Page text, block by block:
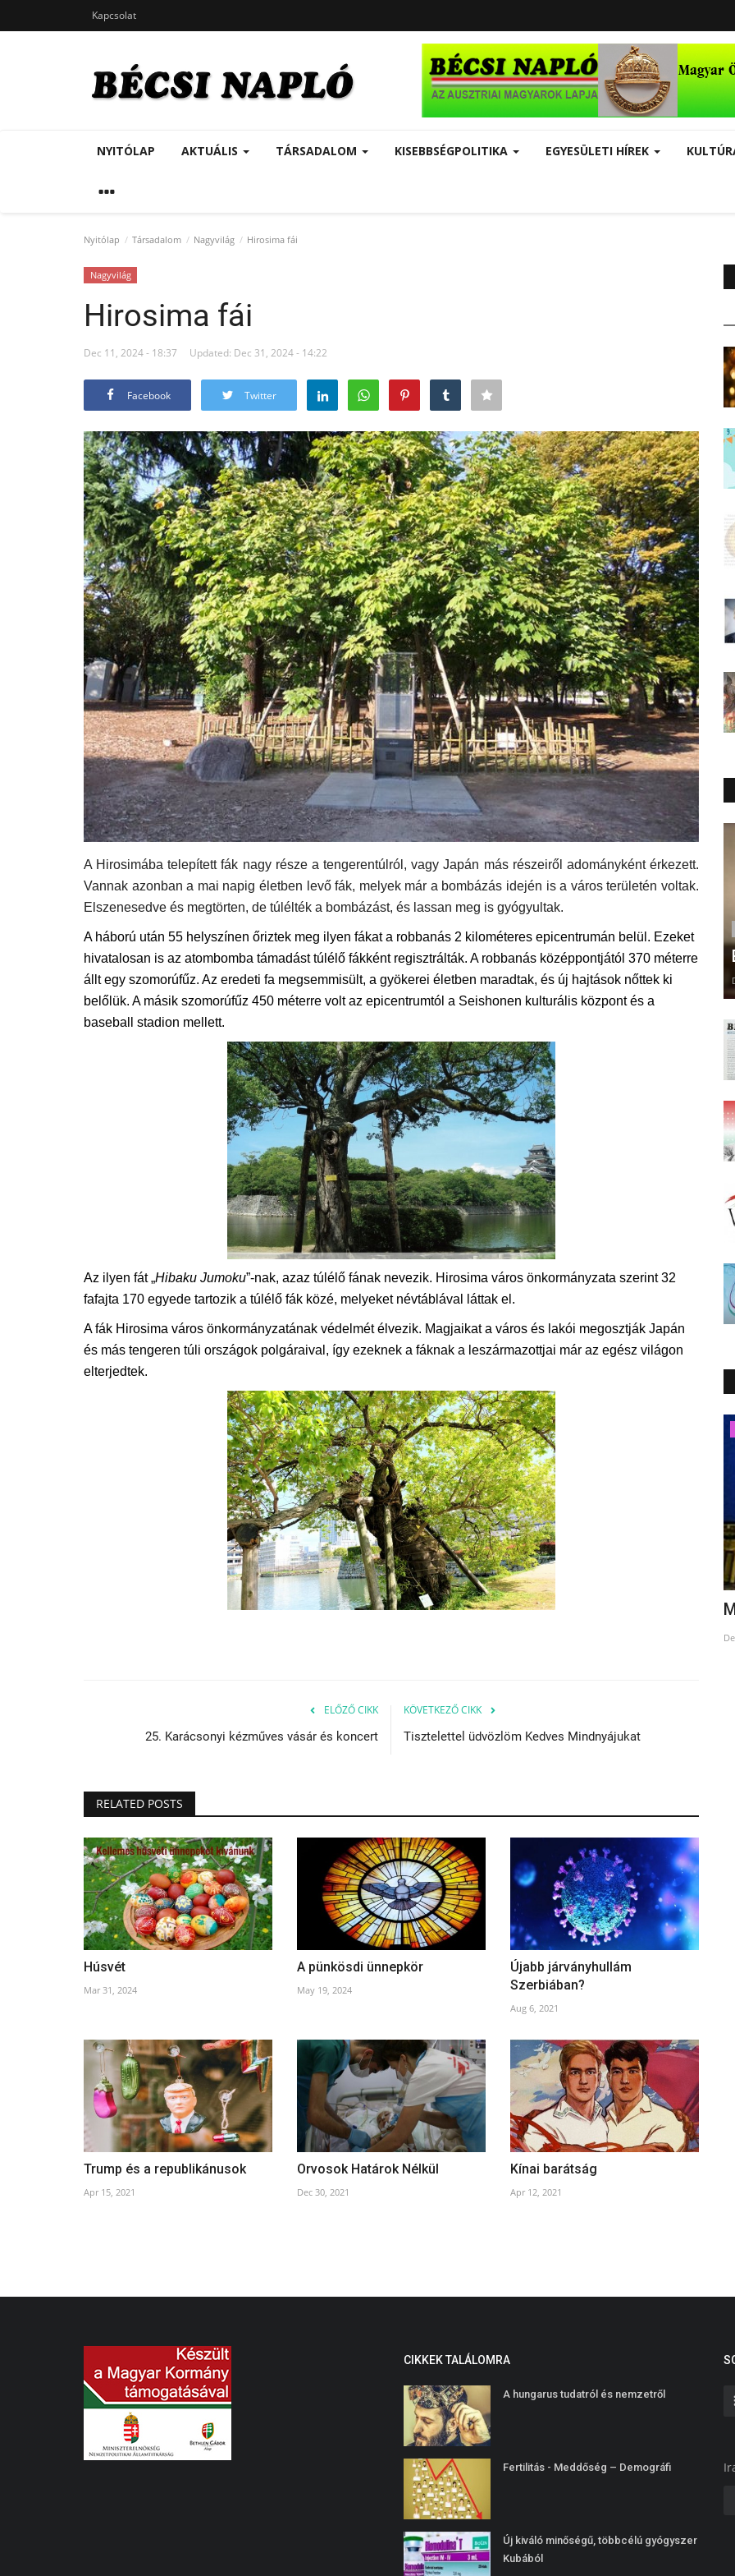
Kapcsolat
NYITÓLAP AKTUÁLIS TÁRSADALOM KISEBBSÉGPOLITIKA EGYESÜLETI HÍREK
Nyitólap Társadalom Nagyvilág Hirosima fái
Nagyvilág
Hirosima fái
Dec 11, 2024 - 18:37 Updated: Dec 31, 2024 - 14:22
Facebook Twitter
A Hirosimába telepített fák nagy része a tengerentúlról, vagy Japán más részeiről adományként érkezett.
Vannak azonban a mai napig életben levő fák, melyek már a bombázás idején is a város területén voltak.
Elszenesedve és megtörten, de túlélték a bombázást, és lassan meg is gyógyultak.
A háború után 55 helyszínen őriztek meg ilyen fákat a robbanás 2 kilométeres epicentrumán belül. Ezeket
hivatalosan is az atombomba támadást túlélő fákként regisztrálták. A robbanás középpontjától 370 méterre
állt egy szomorúfűz. Az eredeti fa megsemmisült, a gyökerei életben maradtak, és új hajtások nőttek ki
belőlük. A másik szomorúfűz 450 méterre volt az epicentrumtól a Seishonen kulturális központ és a
baseball stadion mellett.
Az ilyen fát „Hibaku Jumoku”-nak, azaz túlélő fának nevezik. Hirosima város önkormányzata szerint 32
fafajta 170 egyede tartozik a túlélő fák közé, melyeket névtáblával láttak el.
A fák Hirosima város önkormányzatának védelmét élvezik. Magjaikat a város és lakói megosztják Japán
és más tengeren túli országok polgáraival, így ezeknek a fáknak a leszármazottjai már az egész világon
elterjedtek.
ELŐZŐ CIKK
25. Karácsonyi kézműves vásár és koncert
KÖVETKEZŐ CIKK
Tisztelettel üdvözlöm Kedves Mindnyájukat
RELATED POSTS
Húsvét
Mar 31, 2024
A pünkösdi ünnepkör
May 19, 2024
Újabb járványhullám
Szerbiában?
Aug 6, 2021
Trump és a republikánusok
Apr 15, 2021
Orvosok Határok Nélkül
Dec 30, 2021
Kínai barátság
Apr 12, 2021
„…lassan kiolvad a napút…”
Napló postája
Veritas
CIKKEK TALÁLOMRA
A hungarus tudatról és nemzetről
Fertilitás - Meddőség – Demográfi
Új kiváló minőségű, többcélú gyógyszer
Kubából